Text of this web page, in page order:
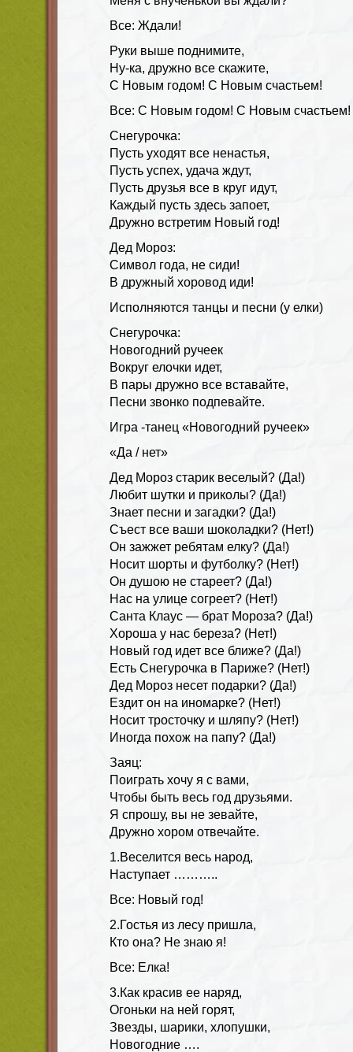
Все: Ждали!
Руки выше поднимите,
Ну-ка, дружно все скажите,
С Новым годом! С Новым счастьем!
Все: С Новым годом! С Новым счастьем!
Снегурочка:
Пусть уходят все ненастья,
Пусть успех, удача ждут,
Пусть друзья все в круг идут,
Каждый пусть здесь запоет,
Дружно встретим Новый год!
Дед Мороз:
Символ года, не сиди!
В дружный хоровод иди!
Исполняются танцы и песни (у елки)
Снегурочка:
Новогодний ручеек
Вокруг елочки идет,
В пары дружно все вставайте,
Песни звонко подпевайте.
Игра -танец «Новогодний ручеек»
«Да / нет»
Дед Мороз старик веселый? (Да!)
Любит шутки и приколы? (Да!)
Знает песни и загадки? (Да!)
Съест все ваши шоколадки? (Нет!)
Он зажжет ребятам елку? (Да!)
Носит шорты и футболку? (Нет!)
Он душою не стареет? (Да!)
Нас на улице согреет? (Нет!)
Санта Клаус — брат Мороза? (Да!)
Хороша у нас береза? (Нет!)
Новый год идет все ближе? (Да!)
Есть Снегурочка в Париже? (Нет!)
Дед Мороз несет подарки? (Да!)
Ездит он на иномарке? (Нет!)
Носит тросточку и шляпу? (Нет!)
Иногда похож на папу? (Да!)
Заяц:
Поиграть хочу я с вами,
Чтобы быть весь год друзьями.
Я спрошу, вы не зевайте,
Дружно хором отвечайте.
1.Веселится весь народ,
Наступает ………..
Все: Новый год!
2.Гостья из лесу пришла,
Кто она? Не знаю я!
Все: Елка!
3.Как красив ее наряд,
Огоньки на ней горят,
Звезды, шарики, хлопушки,
Новогодние ….